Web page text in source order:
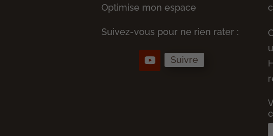
Optimise mon espace
Suivez-vous pour ne rien rater :
Suivre